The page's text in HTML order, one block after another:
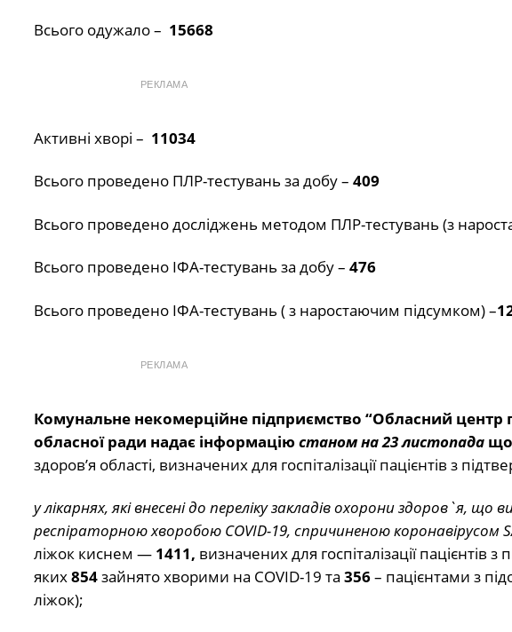
Всього одужало – 15668
РЕКЛАМА
Активні хворі – 11034
Всього проведено ПЛР-тестувань за добу – 409
Всього проведено досліджень методом ПЛР-тестувань (з
Всього проведено ІФА-тестувань за добу – 476
Всього проведено ІФА-тестувань ( з наростаючим підсумком) –
РЕКЛАМА
Комунальне некомерційне підприємство “Обласний центр
обласної ради надає інформаціюстаном на 23 листопада
здоров’я області, визначених для госпіталізації пацієнтів з
у лікарнях, які внесені до переліку закладів охорони здоров`я, що
респіраторною хворобою COVID-19, спричиненою коронавірусом
ліжок киснем — 1411, визначених для госпіталізації
яких854зайнято хворими на COVID-19 та 356– пацієнтами з
ліжок);